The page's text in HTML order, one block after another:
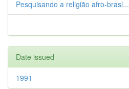
Pesquisando a religião afro-brasi...
Date issued
1991